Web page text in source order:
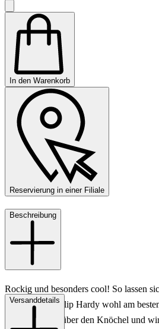
In den Warenkorb
Reservierung in einer Filiale
Beschreibung
Rockig und besonders cool! So lassen
dem Hause Phillip Hardy wohl am
geht bis knapp über den Knöchel und
Versanddetails